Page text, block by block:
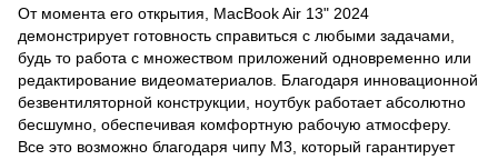
От момента его открытия, MacBook Air 13" 2024
демонстрирует готовность справиться с любыми задачами,
будь то работа с множеством приложений одновременно или
редактирование видеоматериалов. Благодаря инновационной
безвентиляторной конструкции, ноутбук работает абсолютно
бесшумно, обеспечивая комфортную рабочую атмосферу.
Все это возможно благодаря чипу M3, который гарантирует